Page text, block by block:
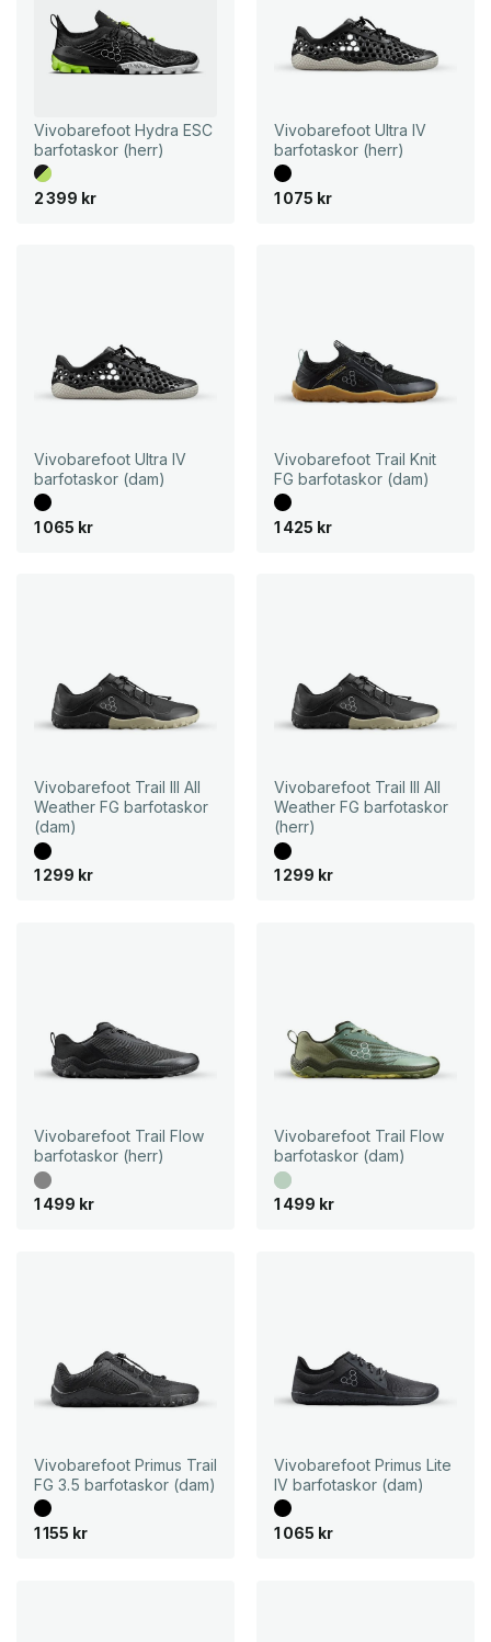
Vivobarefoot Hydra ESC
barfotaskor (herr)
2 399 kr
Vivobarefoot Ultra IV
barfotaskor (herr)
1 075 kr
Vivobarefoot Ultra IV
barfotaskor (dam)
1 065 kr
Vivobarefoot Trail Knit
FG barfotaskor (dam)
1 425 kr
Vivobarefoot Trail III All
Weather FG barfotaskor
(dam)
1 299 kr
Vivobarefoot Trail III All
Weather FG barfotaskor
(herr)
1 299 kr
Vivobarefoot Trail Flow
barfotaskor (herr)
1 499 kr
Vivobarefoot Trail Flow
barfotaskor (dam)
1 499 kr
Vivobarefoot Primus Trail
FG 3.5 barfotaskor (dam)
1 155 kr
Vivobarefoot Primus Lite
IV barfotaskor (dam)
1 065 kr